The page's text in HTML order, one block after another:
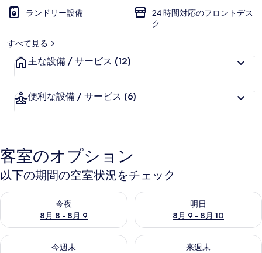
ランドリー設備
24 時間対応のフロントデス
ク
すべて見る
主な設備 / サービス (12)
便利な設備 / サービス (6)
客室のオプション
以下の期間の空室状況をチェック
今夜
8月 8 - 8月 9
今夜 8月 8 - 8月 9 の空室状況をチェック
明日
8月 9 - 8月 10
明日 8月 9 - 8月 10 の空室状
今週末
今週末 8月 14 - 8月 16 の空室状況をチェック
来週末
来週末 8月 21 - 8月 23 の空室